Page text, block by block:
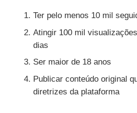
Ter pelo menos 10 mil
Atingir 100 mil
dias
Ser maior de 18 anos
Publicar conteúdo original
diretrizes da plataforma